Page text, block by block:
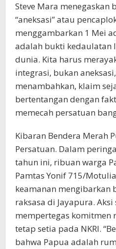
Steve Mara menegaskan
“aneksasi” atau
menggambarkan 1 Mei
adalah bukti kedaulatan
dunia. Kita harus
integrasi, bukan
menambahkan, klaim
bertentangan dengan
memecah persatuan
Kibaran Bendera Merah
Persatuan. Dalam
tahun ini, ribuan warga
Pamtas Yonif 715/
keamanan mengibarkan
raksasa di Jayapura.
mempertegas komitmen
tetap setia pada NKRI.
bahwa Papua adalah